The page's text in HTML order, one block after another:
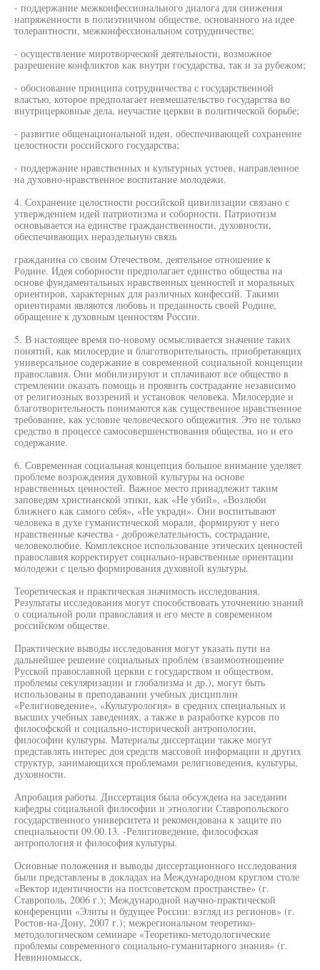
- поддержание межконфессионального диалога для снижения
напряженности в полиэтничном обществе, основанного на идее
толерантности, межконфессиональном сотрудничестве;
- осуществление миротворческой деятельности, возможное
разрешение конфликтов как внутри государства, так и за рубежом;
- обоснование принципа сотрудничества с государственной
властью, которое предполагает невмешательство государства во
внутрицерковные дела, неучастие церкви в политической борьбе;
- развитие общенациональной идеи, обеспечивающей сохранение
целостности российского государства;
- поддержание нравственных и культурных устоев, направленное
на духовно-нравственное воспитание молодежи.
4. Сохранение целостности российской цивилизации связано с
утверждением идей патриотизма и соборности. Патриотизм
основывается на единстве гражданственности, духовности,
обеспечивающих нераздельную связь
гражданина со своим Отечеством, деятельное отношение к
Родине. Идея соборности предполагает единство общества на
основе фундаментальных нравственных ценностей и моральных
ориентиров, характерных для различных конфессий. Такими
ориентирами являются любовь и преданность своей Родине,
обращение к духовным ценностям России.
5. В настоящее время по-новому осмысливается значение таких
понятий, как милосердие и благотворительность, приобретающих
универсальное содержание в современной социальной концепции
православия. Они мобилизируют и сплачивают все общество в
стремлении оказать помощь и проявить сострадание независимо
от религиозных воззрений и установок человека. Милосердие и
благотворительность понимаются как существенное нравственное
требование, как условие человеческого общежития. Это не только
средство в процессе самосовершенствования общества, но и его
содержание.
6. Современная социальная концепция большое внимание уделяет
проблеме возрождения духовной культуры на основе
нравственных ценностей. Важное место принадлежит таким
заповедям христианской этики, как «Не убий», «Возлюби
ближнего как самого себя», «Не укради». Они воспитывают
человека в духе гуманистической морали, формируют у него
нравственные качества - доброжелательность, сострадание,
человеколюбие. Комплексное использование этических ценностей
православия корректирует социально-нравственные ориентации
молодежи с целью формирования духовной культуры.
Теоретическая и практическая значимость исследования.
Результаты исследования могут способствовать уточнению знаний
о социальной роли православия и его месте в современном
российском обществе.
Практические выводы исследования могут указать пути на
дальнейшее решение социальных проблем (взаимоотношение
Русской православной церкви с государством и обществом,
проблемы секуляризации и глобализма и др.), могут быть
использованы в преподавании учебных дисциплин
«Религиоведение», «Культурология» в средних специальных и
высших учебных заведениях, а также в разработке курсов по
философской и социально-исторической антропологии,
философии культуры. Материалы диссертации также могут
представлять интерес доя средств массовой информации и других
структур, занимающихся проблемами религиоведения, культуры,
духовности.
Апробация работы. Диссертация была обсуждена на заседании
кафедры социальной философии и этнологии Ставропольского
государственного университета и рекомендована к защите по
специальности 09.00.13. -Религиоведение, философская
антропология и философия культуры.
Основные положения и выводы диссертационного исследования
были представлены в докладах на Международном круглом столе
«Вектор идентичности на постсоветском пространстве» (г.
Ставрополь, 2006 г.); Международной научно-практической
конференции «Элиты и будущее России: взгляд из регионов» (г.
Ростов-на-Дону, 2007 г.); межрегиональном теоретико-
методологическом семинаре «Теоретико-методологические
проблемы современного социально-гуманитарного знания» (г.
Невинномысск,